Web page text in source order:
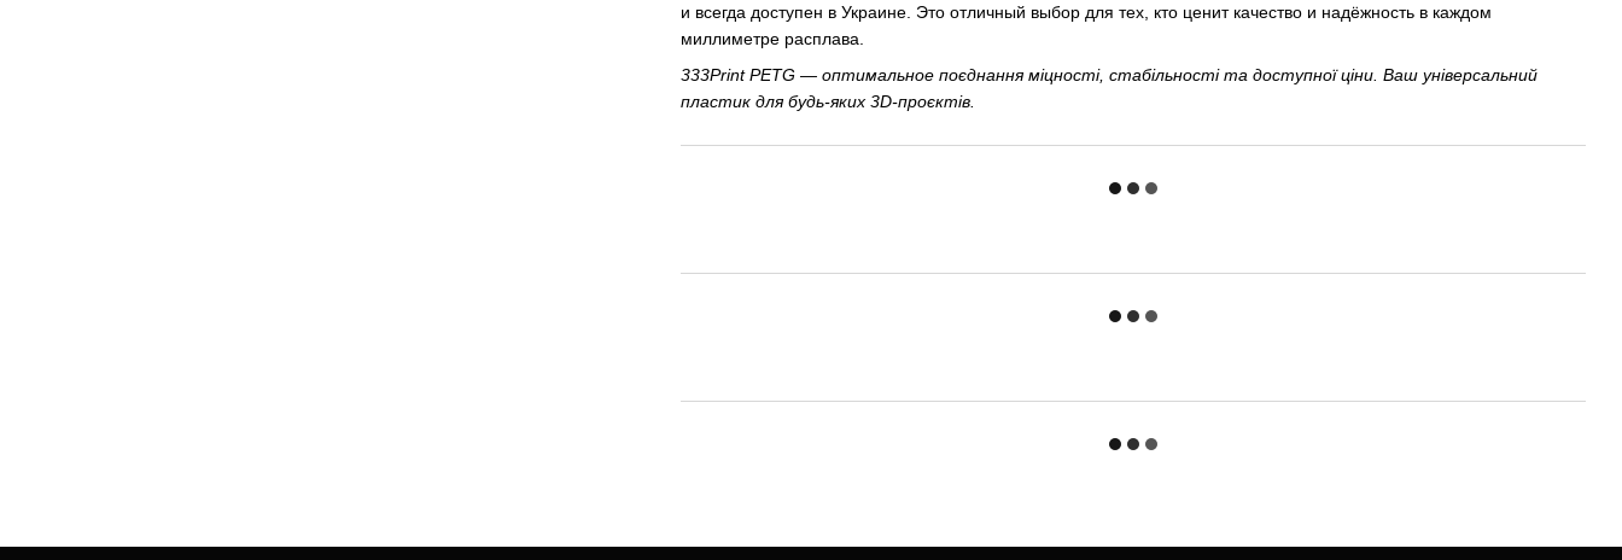
и всегда доступен в Украине. Это отличный выбор для тех, кто ценит качество и надёжность в каждом
миллиметре расплава.
333Print PETG — оптимальное поєднання міцності, стабільності та доступної ціни. Ваш універсальний
пластик для будь-яких 3D-проєктів.